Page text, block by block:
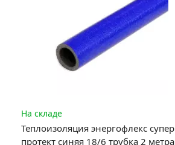
На складе
Теплоизоляция энергофлекс супер
протект синяя 18/6 трубка 2 метра